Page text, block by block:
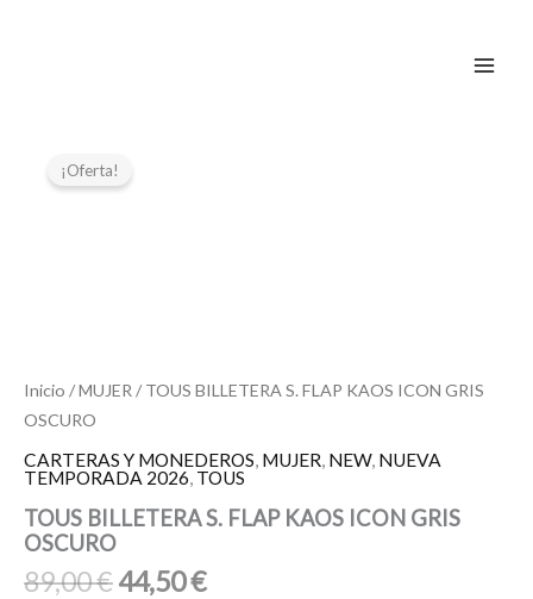
¡Oferta!
Inicio /MUJER / TOUS BILLETERA S. FLAP KAOS ICON GRIS
OSCURO
CARTERAS Y MONEDEROS, MUJER, NEW, NUEVA
TEMPORADA 2026, TOUS
TOUS BILLETERA S. FLAP KAOS ICON GRIS
OSCURO
89,00€44,50€